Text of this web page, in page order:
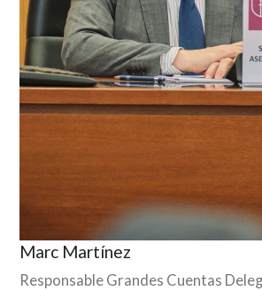
Marc Martínez
Responsable Grandes Cuentas